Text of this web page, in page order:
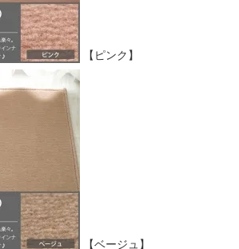
【ピンク】
【ベージュ】